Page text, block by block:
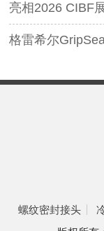
亮相2026 CIBF展会，
格雷希尔GripSeal即将
螺纹密封接头